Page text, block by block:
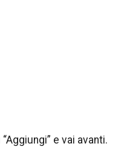
e vai avanti.